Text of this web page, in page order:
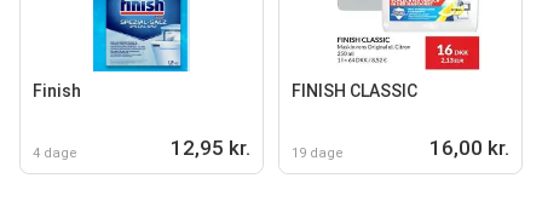
Finish
4 dage 12,95 kr.
FINISH CLASSIC
19 dage 16,00 kr.